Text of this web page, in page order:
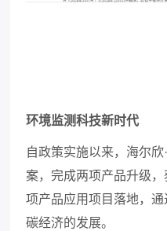
环境监测科技新时代
自政策实施以来，海尔欣
案，完成两项产品升级
项产品应用项目落地，
碳经济的发展。